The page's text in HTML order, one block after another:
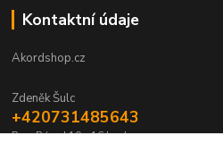
Kontaktní údaje
Akordshop.cz
Zdeněk Šulc
+420731485643
Po - Pá od 10 - 16 hod.